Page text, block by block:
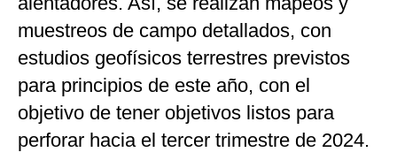
muestreos de campo detallados, con
estudios geofísicos terrestres previstos
para principios de este año, con el
objetivo de tener objetivos listos para
perforar hacia el tercer trimestre de 2024.